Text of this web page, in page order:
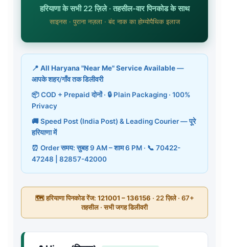
हरियाणा के सभी 22 ज़िले · तहसील-वार पिनकोड के साथ
साइनस · पुराना नज़ला · बंद नाक का होम्योपैथिक इलाज
📍 All Haryana "Near Me" Service Available—
आपके शहर/गाँव तक डिलीवरी
📦 COD + Prepaid दोनों · 🔒 Plain Packaging · 100%
Privacy
🚚 Speed Post (India Post) & Leading Courier — पूरे
हरियाणा में
⏰ Order समय: सुबह 9 AM – शाम 6 PM · 📞 70422-
47248 | 82857-42000
🗺️ हरियाणा पिनकोड रेंज: 121001 – 136156 · 22 ज़िले · 67+
तहसील · सभी जगह डिलीवरी